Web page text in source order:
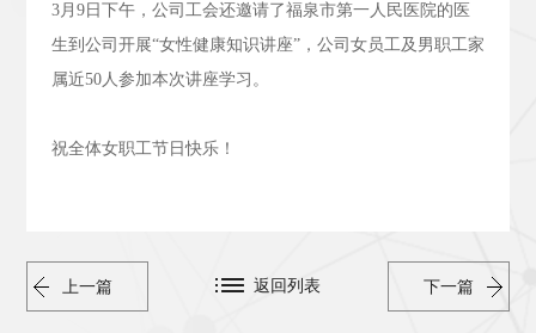
3月 9日下午，公司工会还邀请了福泉市第一人民医院的医
生到公司开展“女性健康知识讲座”，公司女员工及男职工家
属近50人参加本次讲座学习。
祝全体女职工节日快乐！
上一篇 下一篇
返回列表